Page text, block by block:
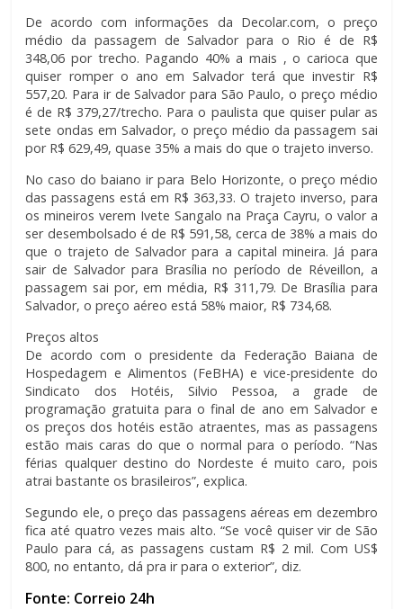
De acordo com informações da Decolar.com, o preço
médio da passagem de Salvador para o Rio é de R$
348,06 por trecho. Pagando 40% a mais , o carioca que
quiser romper o ano em Salvador terá que investir R$
557,20. Para ir de Salvador para São Paulo, o preço médio
é de R$ 379,27/trecho. Para o paulista que quiser pular as
sete ondas em Salvador, o preço médio da passagem sai
por R$ 629,49, quase 35% a mais do que o trajeto inverso.
No caso do baiano ir para Belo Horizonte, o preço médio
das passagens está em R$ 363,33. O trajeto inverso, para
os mineiros verem Ivete Sangalo na Praça Cayru, o valor a
ser desembolsado é de R$ 591,58, cerca de 38% a mais do
que o trajeto de Salvador para a capital mineira. Já para
sair de Salvador para Brasília no período de Réveillon, a
passagem sai por, em média, R$ 311,79. De Brasília para
Salvador, o preço aéreo está 58% maior, R$ 734,68.
Preços altos
De acordo com o presidente da Federação Baiana de
Hospedagem e Alimentos (FeBHA) e vice-presidente do
Sindicato dos Hotéis, Silvio Pessoa, a grade de
programação gratuita para o final de ano em Salvador e
os preços dos hotéis estão atraentes, mas as passagens
estão mais caras do que o normal para o período. “Nas
férias qualquer destino do Nordeste é muito caro, pois
atrai bastante os brasileiros”, explica.
Segundo ele, o preço das passagens aéreas em dezembro
fica até quatro vezes mais alto. “Se você quiser vir de São
Paulo para cá, as passagens custam R$ 2 mil. Com US$
800, no entanto, dá pra ir para o exterior”, diz.
Fonte: Correio 24h